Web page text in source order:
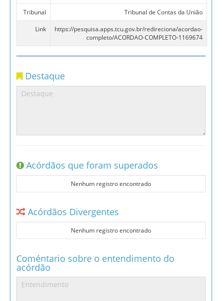
Tribunal
Tribunal de Contas da União
Link
https://pesquisa.apps.tcu.gov.br/redireciona/acordao-
completo/ACORDAO-COMPLETO-1169674
Destaque
Acórdãos que foram superados
Nenhum registro encontrado
Acórdãos Divergentes
Nenhum registro encontrado
Coméntario sobre o entendimento do
acórdão